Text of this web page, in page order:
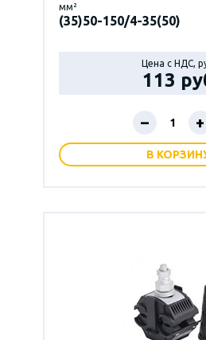
мм²
(35)50-150/4-35(50)
Цена с НДС,
113
– +
В